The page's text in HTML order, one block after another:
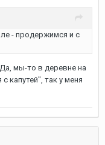
- продержимся и с
мы-то в деревне на
капутей", так у меня